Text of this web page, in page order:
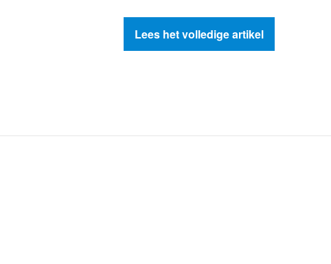
Lees het volledige artikel